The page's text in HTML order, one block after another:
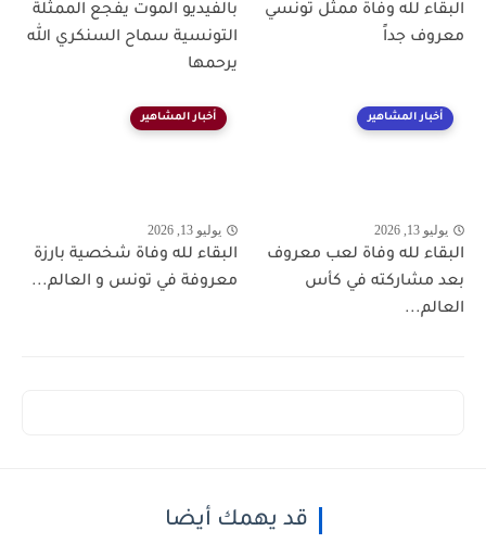
البقاء لله وفاة ممثل تونسي
معروف جداً
بالفيديو الموت يفجع الممثلة
التونسية سماح السنكري الله
يرحمها
أخبار المشاهير
يوليو 13, 2026
البقاء لله وفاة لعب معروف
بعد مشاركته في كأس
العالم...
أخبار المشاهير
يوليو 13, 2026
البقاء لله وفاة شخصية بارزة
معروفة في تونس و العالم...
قد يهمك أيضا